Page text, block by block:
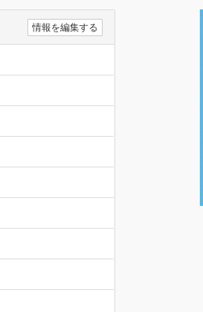
情報を編集する